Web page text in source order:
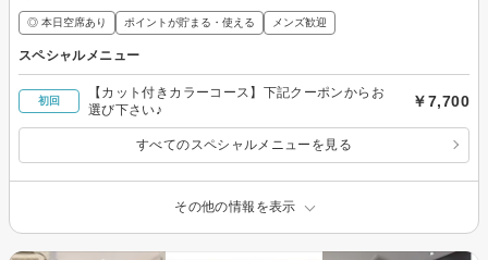
◎ 本日空席あり ポイントが貯まる・使える メンズ歓迎
スペシャルメニュー
初回
【カット付きカラーコース】下記クーポンからお
選び下さい♪
￥7,700
すべてのスペシャルメニューを見る
その他の情報を表示